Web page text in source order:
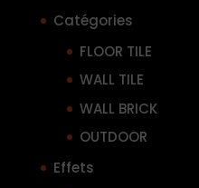
Catégories
FLOOR TILE
WALL TILE
WALL BRICK
OUTDOOR
Effets